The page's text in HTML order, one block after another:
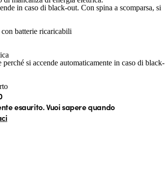
in caso di black-out. Con spina a scomparsa, si
batterie ricaricabili
si accende automaticamente in caso di black-
esaurito. Vuoi sapere quando